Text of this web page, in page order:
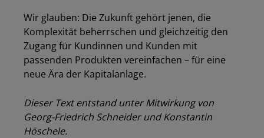
Wir glauben: Die Zukunft gehört jenen, die
Komplexität beherrschen und gleichzeitig den
Zugang für Kundinnen und Kunden mit
passenden Produkten vereinfachen – für eine
neue Ära der Kapitalanlage.
Dieser Text entstand unter Mitwirkung von
Georg-Friedrich Schneider und Konstantin
Höschele.